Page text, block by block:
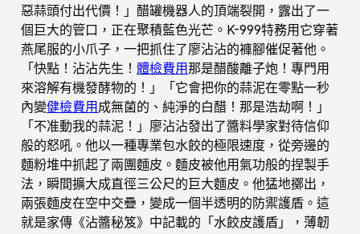
惡蒜頭付出代價！」醋罐機器人的頂端裂開，露出了一
個巨大的管口，正在聚積藍色光芒。K-999特務用它穿著
燕尾服的小爪子，一把抓住了廖沾沾的褲腳催促著他。
「快點！沾沾先生！ 體檢費用那是醋酸離子炮！專門用
來溶解有機發酵物的！」「它會把你的蒜泥在零點一秒
內變健檢費用成無菌的、純淨的白醋！那是浩劫啊！」
「不准動我的蒜泥！」廖沾沾發出了醬料學家對待信仰
般的怒吼。他以一種專業包水餃的極限速度，從旁邊的
麵粉堆中抓起了兩團麵皮。麵皮被他用氣功般的捏製手
法，瞬間擴大成直徑三公尺的巨大麵皮。他猛地擲出，
兩張麵皮在空中交疊，變成一個半透明的防禦護盾。這
就是家傳《沾醬秘笈》中記載的「水餃皮護盾」，薄韌